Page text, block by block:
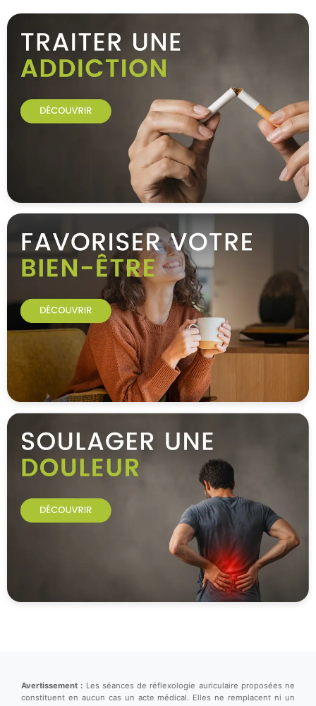
Avertissement : Les séances de réflexologie auriculaire proposées ne
constituent en aucun cas un acte médical. Elles ne remplacent ni un